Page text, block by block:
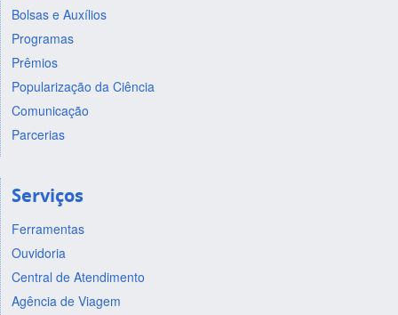
Bolsas e Auxílios
Programas
Prêmios
Popularização da Ciência
Comunicação
Parcerias
Serviços
Ferramentas
Ouvidoria
Central de Atendimento
Agência de Viagem